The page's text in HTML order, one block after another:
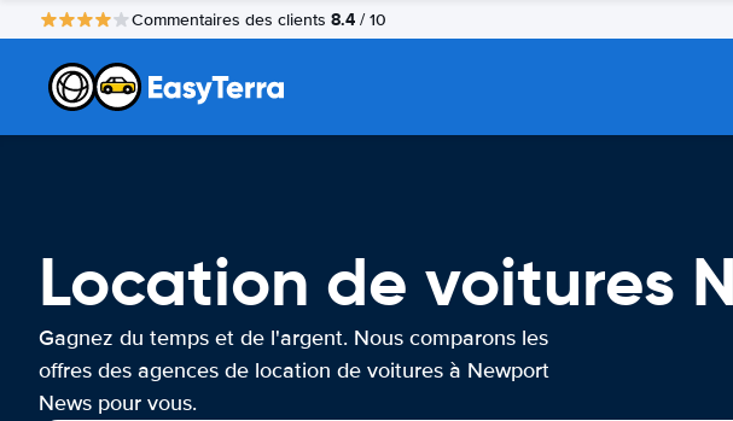
Commentaires des clients 8.4 / 10
Location de voitures
Gagnez du temps et de l'argent. Nous comparons les
offres des agences de location de voitures à Newport
News pour vous.